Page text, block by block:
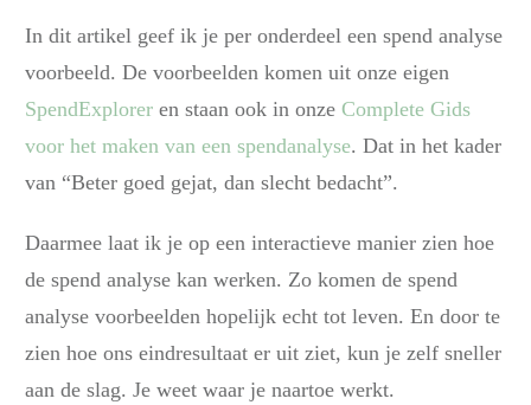
In dit artikel geef ik je per onderdeel een spend analyse
voorbeeld. De voorbeelden komen uit onze eigen
SpendExplorer en staan ook in onze Complete Gids
voor het maken van een spendanalyse. Dat in het kader
van “Beter goed gejat, dan slecht bedacht”.
Daarmee laat ik je op een interactieve manier zien hoe
de spend analyse kan werken. Zo komen de spend
analyse voorbeelden hopelijk echt tot leven. En door te
zien hoe ons eindresultaat er uit ziet, kun je zelf sneller
aan de slag. Je weet waar je naartoe werkt.